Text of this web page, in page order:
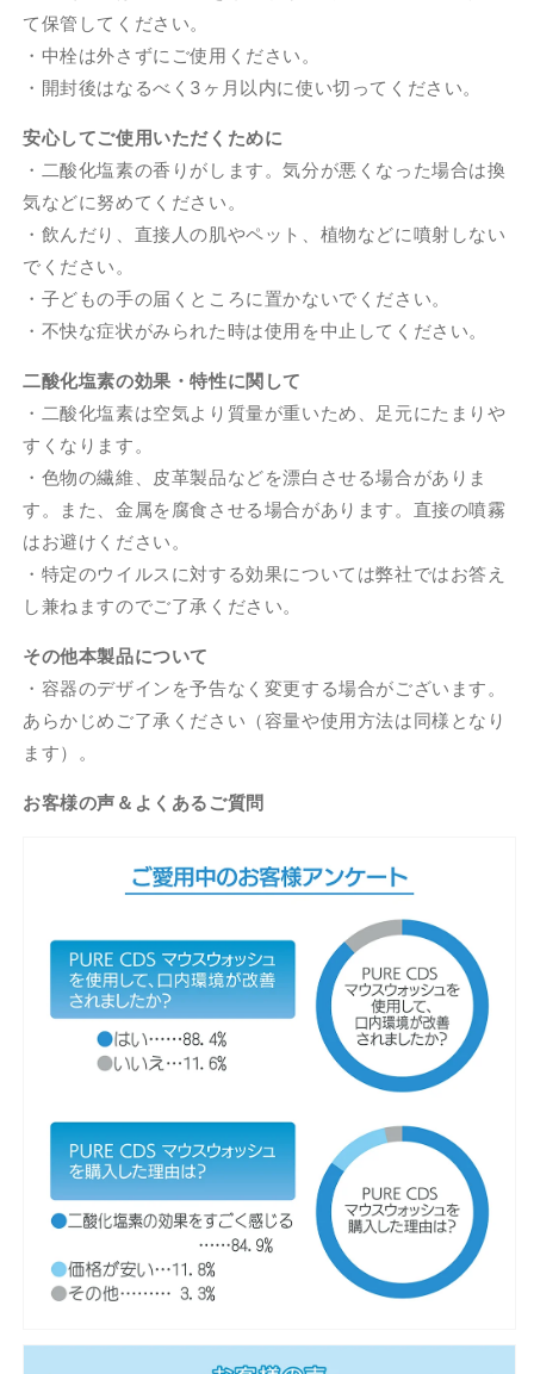
て保管してください。
・中栓は外さずにご使用ください。
・開封後はなるべく3ヶ月以内に使い切ってください。
安心してご使用いただくために
・二酸化塩素の香りがします。気分が悪くなった場合は換
気などに努めてください。
・飲んだり、直接人の肌やペット、植物などに噴射しない
でください。
・子どもの手の届くところに置かないでください。
・不快な症状がみられた時は使用を中止してください。
二酸化塩素の効果・特性に関して
・二酸化塩素は空気より質量が重いため、足元にたまりや
すくなります。
・色物の繊維、皮革製品などを漂白させる場合がありま
す。また、金属を腐食させる場合があります。直接の噴霧
はお避けください。
・特定のウイルスに対する効果については弊社ではお答え
し兼ねますのでご了承ください。
その他本製品について
・容器のデザインを予告なく変更する場合がございます。
あらかじめご了承ください（容量や使用方法は同様となり
ます）。
お客様の声＆よくあるご質問